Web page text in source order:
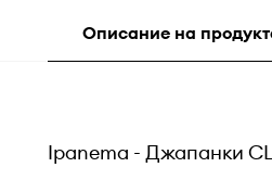
Описание на
Ipanema - Джапанки